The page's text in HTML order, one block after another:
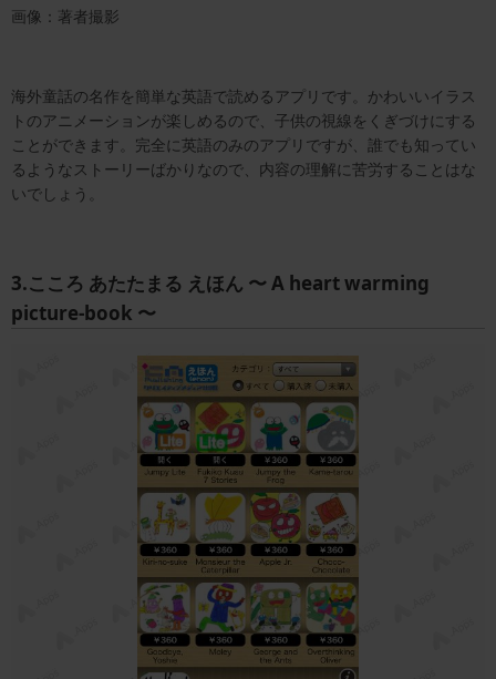
画像：著者撮影
海外童話の名作を簡単な英語で読めるアプリです。かわいいイラス
トのアニメーションが楽しめるので、子供の視線をくぎづけにする
ことができます。完全に英語のみのアプリですが、誰でも知ってい
るようなストーリーばかりなので、内容の理解に苦労することはな
いでしょう。
3.こころ あたたまる えほん 〜 A heart warming
picture-book 〜